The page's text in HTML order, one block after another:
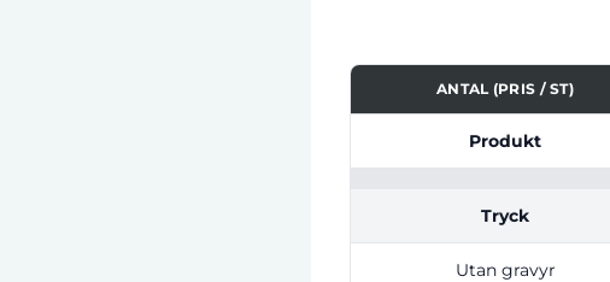
ANTAL (PRIS / ST)
Produkt
Tryck
Utan gravyr